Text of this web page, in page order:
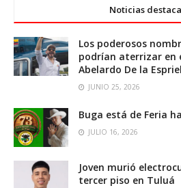
Noticias
Los poderosos
podrían aterrizar en
Abelardo De la
JUNIO 25, 2026
Buga está de Feria
JULIO 16, 2026
Joven murió
tercer piso en Tuluá